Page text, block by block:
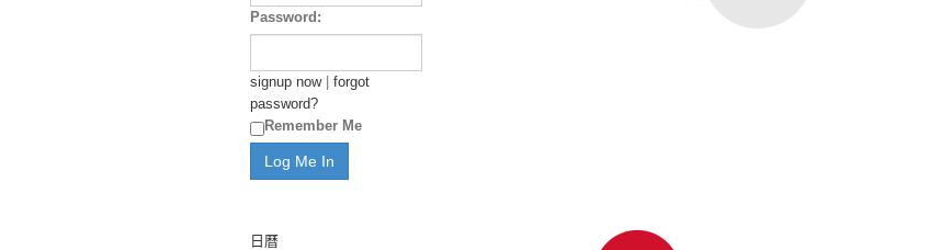
Password:
signup now|forgot
password?
Remember Me
日曆